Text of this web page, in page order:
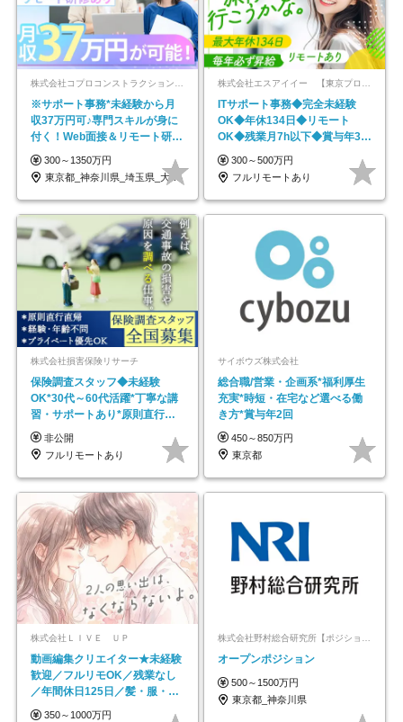
※サポート事務*未経験から月
収37万円可♪専門スキルが身に
付く！Web面接＆リモート研修
も充実♪/a
300～1350万円
東京都_神奈川県_埼玉県_大阪府_愛知県…
ITサポート事務◆完全未経験
OK◆年休134日◆リモート
OK◆残業月7h以下◆賞与年3回
◆5年目まで必ず昇給
300～500万円
フルリモートあり
株式会社損害保険リサーチ
保険調査スタッフ◆未経験
OK*30代～60代活躍*丁寧な講
習・サポートあり*原則直行直
帰／全国募集・業務委託
非公開
フルリモートあり
サイボウズ株式会社
総合職/営業・企画系*福利厚生
充実*時短・在宅など選べる働
き方*賞与年2回
450～850万円
東京都
株式会社ＬＩＶＥ ＵＰ
動画編集クリエイター★未経験
歓迎／フルリモOK／残業なし
／年間休日125日／髪・服・ネ
イル自由／研修充実で安心
350～1000万円
オープンポジション
500～1500万円
東京都_神奈川県